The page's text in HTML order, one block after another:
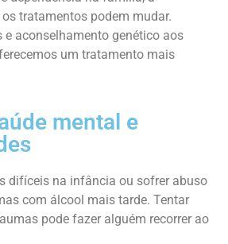
tratamentos podem mudar.
e aconselhamento genético aos
um tratamento mais
mental e
difíceis na infância ou sofrer abuso
com álcool mais tarde. Tentar
pode fazer alguém recorrer ao